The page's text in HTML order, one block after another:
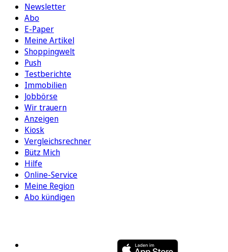
Newsletter
Abo
E-Paper
Meine Artikel
Shoppingwelt
Push
Testberichte
Immobilien
Jobbörse
Wir trauern
Anzeigen
Kiosk
Vergleichsrechner
Bütz Mich
Hilfe
Online-Service
Meine Region
Abo kündigen